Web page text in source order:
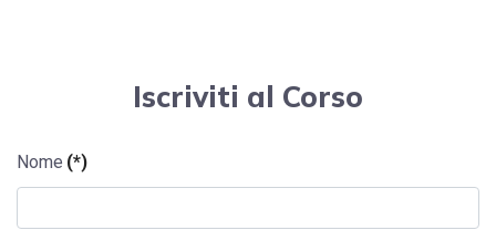
Iscriviti al Corso
Nome (*)